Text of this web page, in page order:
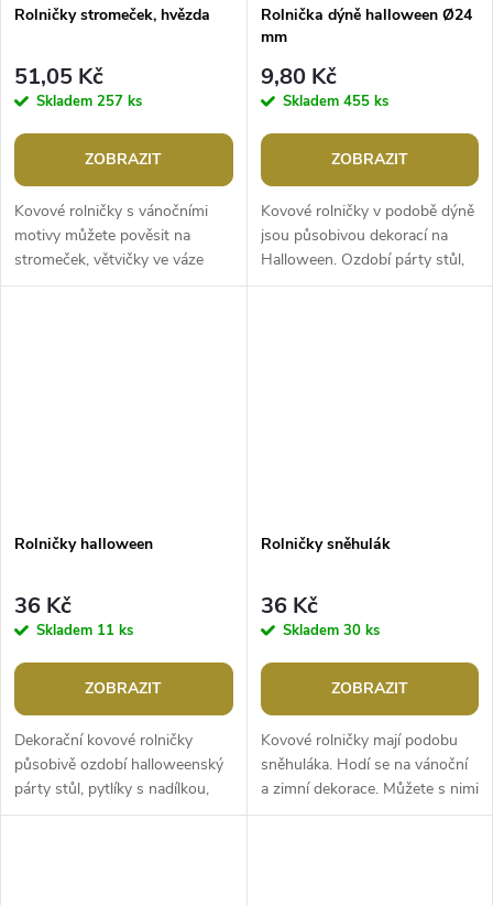
Rolničky stromeček, hvězda
51,05 Kč
Skladem 257 ks
ZOBRAZIT
Kovové rolničky s vánočními
motivy můžete pověsit na
stromeček, větvičky ve váze
nebo na dekorační girlandy a
Rolnička dýně halloween Ø24
mm
9,80 Kč
Skladem 455 ks
ZOBRAZIT
Kovové rolničky v podobě dýně
jsou působivou dekorací na
Halloween. Ozdobí párty stůl,
pytlíky s nadílkou, kostýmy,
Rolničky halloween
36 Kč
Skladem 11 ks
ZOBRAZIT
Dekorační kovové rolničky
působivě ozdobí halloweenský
párty stůl, pytlíky s nadílkou,
kostýmy, věnce, dveře apod.
Rolničky sněhulák
36 Kč
Skladem 30 ks
ZOBRAZIT
Kovové rolničky mají podobu
sněhuláka. Hodí se na vánoční
a zimní dekorace. Můžete s nimi
ozdobit dárky, věnce, svícny